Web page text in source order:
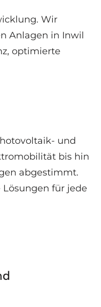
Wir
Anlagen in Inwil
optimierte
und
bis hin
abgestimmt.
für jede